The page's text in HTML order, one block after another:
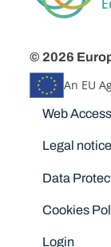
© 2026
An EU
Disclaimers
Web
Legal
Data
Cookies
Login